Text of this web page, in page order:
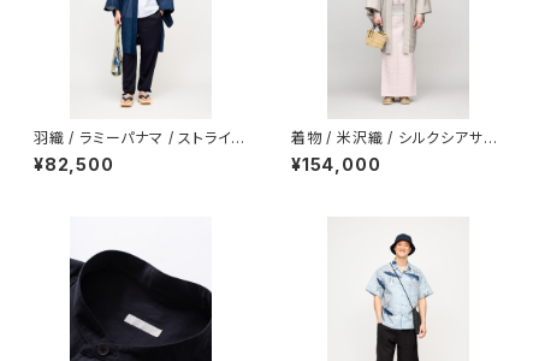
羽織 / ラミーパナマ / ストライプ
/ NAVY（With tailoring）
¥82,500
着物 / 米沢織 / シルクシアサッ
カー / 平織サテン / ASH PINK
（With tailoring）
¥154,000